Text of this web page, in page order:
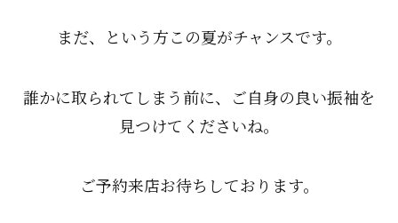
まだ、という方この夏がチャンスです。
誰かに取られてしまう前に、ご自身の良い振袖を
見つけてくださいね。
ご予約来店お待ちしております。